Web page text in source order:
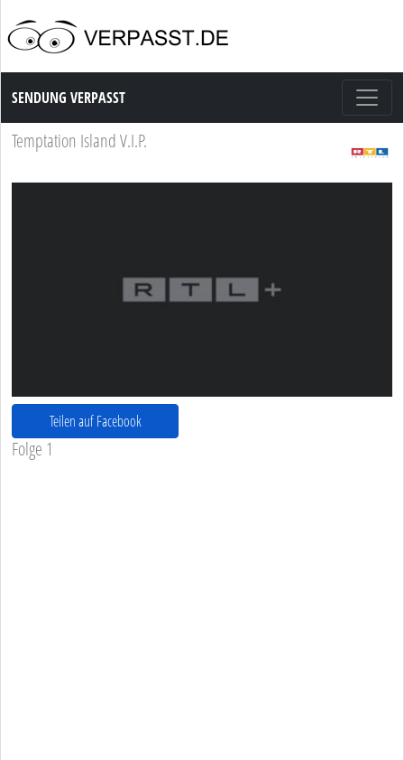
Sendung Verpasst
SENDUNG VERPASST
Temptation Island V.I.P.
Teilen auf Facebook
Folge 1